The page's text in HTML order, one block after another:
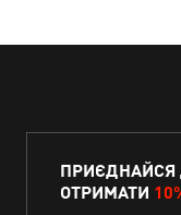
ПРИЄДНАЙСЯ
ОТРИМАТИ